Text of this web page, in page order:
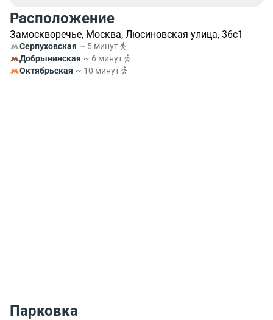
Расположение
Замоскворечье, Москва, Люсиновская улица, 36с1
Серпуховская ~ 5 минут
Добрынинская ~ 6 минут
Октябрьская ~ 10 минут
Парковка